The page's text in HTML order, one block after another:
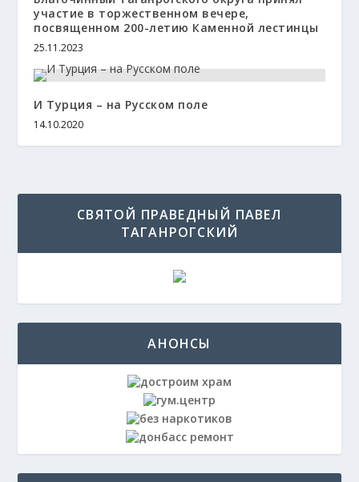
участие в торжественном вечере,
посвященном 200-летию Каменной лестинцы
25.11.2023
И Турция – на Русском поле
14.10.2020
СВЯТОЙ ПРАВЕДНЫЙ ПАВЕЛ
ТАГАНРОГСКИЙ
АНОНСЫ